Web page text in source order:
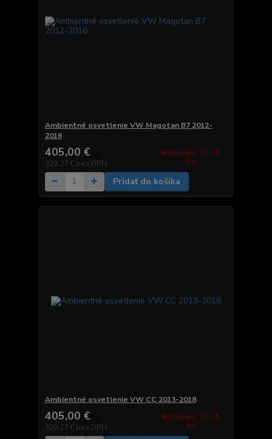
Ambientné osvetlenie VW Magotan B7 2012-
2016
405,00 €
329,27 € bez DPH
dostupnosť: 15-25
dní
Pridať do košíka
Ambientné osvetlenie VW CC 2013-2018
405,00 €
329,27 € bez DPH
dostupnosť: 15-25
dní